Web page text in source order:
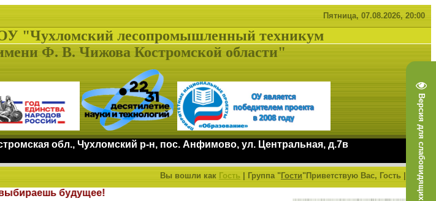
Версия для слабовидящих
Пятница, 07.08.2026, 20:00
"Чухломский лесопромышленный техникум
Ф. В. Чижова Костромской области"
обл., Чухломский р-н, пос. Анфимово, ул. Центральная, д.7в
Вы вошли как Гость Группа"Гости"Приветствую Вас, Гость RSS
выбираешь будущее!